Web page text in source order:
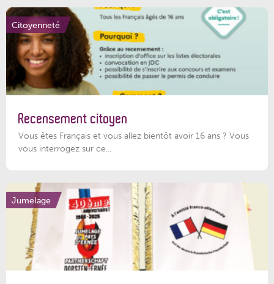
Citoyenneté
Recensement citoyen
Vous êtes Français et vous allez bientôt avoir 16 ans ? Vous
vous interrogez sur ce...
Jumelage